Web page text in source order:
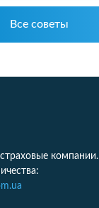
Все советы
компании.